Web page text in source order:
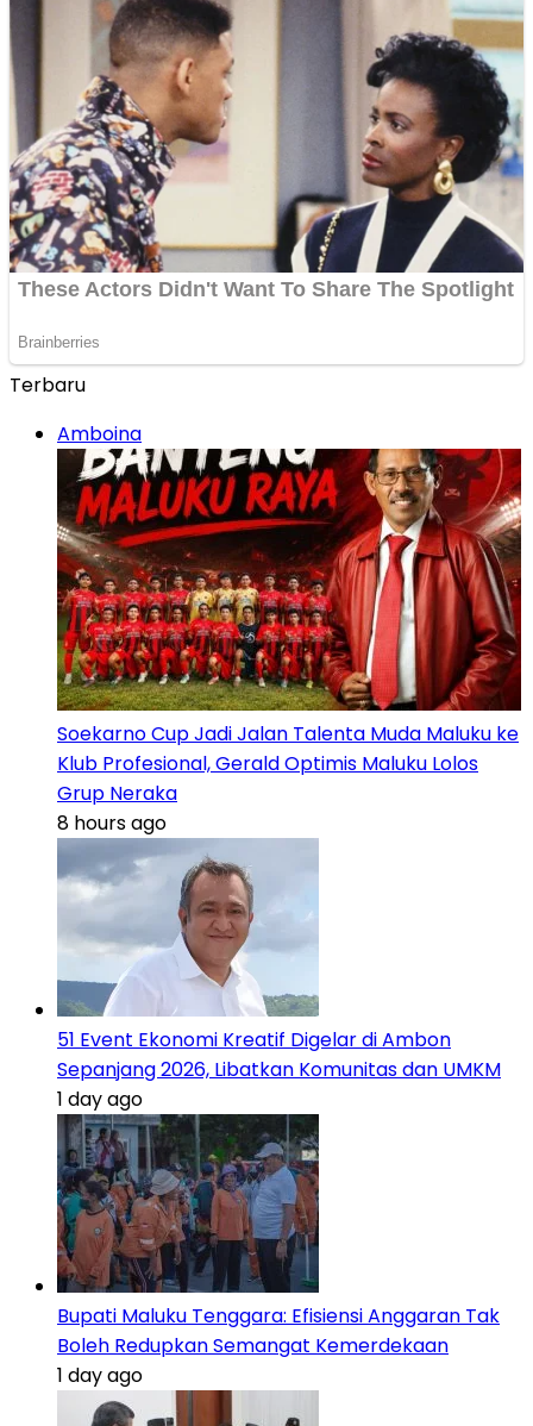
Terbaru
Amboina
Soekarno Cup Jadi Jalan Talenta Muda Maluku ke
Klub Profesional, Gerald Optimis Maluku Lolos
Grup Neraka
8 hours ago
51 Event Ekonomi Kreatif Digelar di Ambon
Sepanjang 2026, Libatkan Komunitas dan UMKM
1 day ago
Bupati Maluku Tenggara: Efisiensi Anggaran Tak
Boleh Redupkan Semangat Kemerdekaan
1 day ago